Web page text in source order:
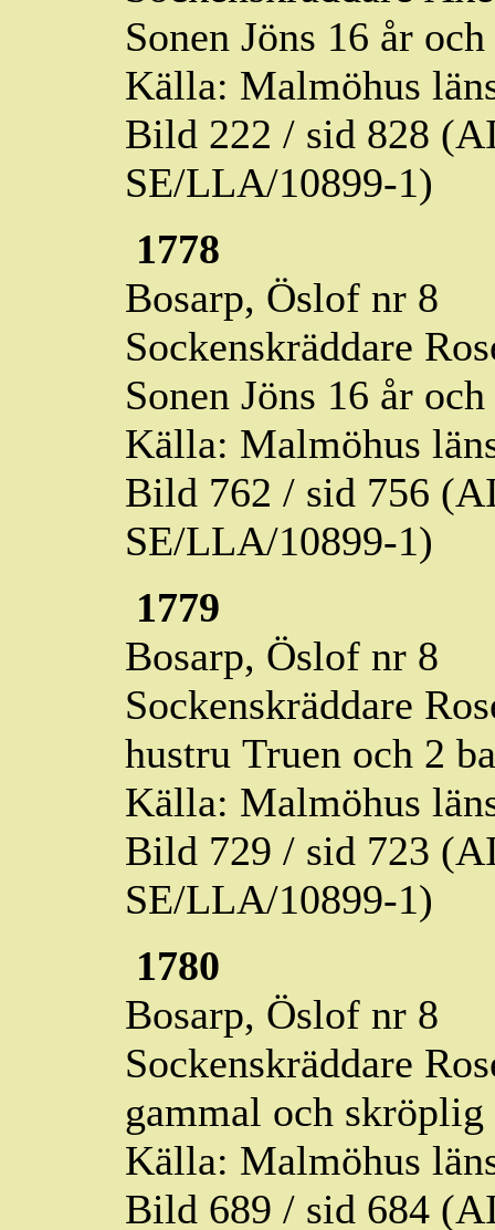
Sonen Jöns 16 år
Källa: Malmöhus
Bild 222 / sid 828
SE/LLA/10899-1)
1778
Bosarp, Öslof nr 8
Sockenskräddare
Sonen Jöns 16 år
Källa: Malmöhus
Bild 762 / sid 756
SE/LLA/10899-1)
1779
Bosarp, Öslof nr 8
Sockenskräddare
hustru Truen och 2
Källa: Malmöhus
Bild 729 / sid 723
SE/LLA/10899-1)
1780
Bosarp, Öslof nr 8
Sockenskräddare
gammal och skröplig
Källa: Malmöhus
Bild 689 / sid 684